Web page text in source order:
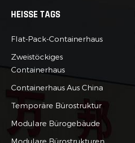
HEISSE TAGS
Flat-Pack-Containerhaus
Zweistöckiges
Containerhaus
Containerhaus Aus China
Temporäre Bürostruktur
Modulare Bürogebäude
Modulare Bürostrukturen